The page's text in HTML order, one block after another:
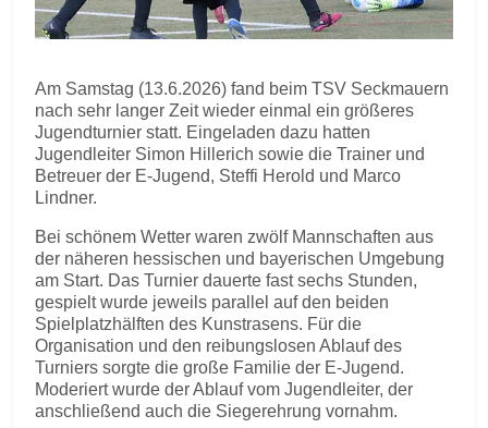
Am Samstag (13.6.2026) fand beim TSV Seckmauern
nach sehr langer Zeit wieder einmal ein größeres
Jugendturnier statt. Eingeladen dazu hatten
Jugendleiter Simon Hillerich sowie die Trainer und
Betreuer der E-Jugend, Steffi Herold und Marco
Lindner.
Bei schönem Wetter waren zwölf Mannschaften aus
der näheren hessischen und bayerischen Umgebung
am Start. Das Turnier dauerte fast sechs Stunden,
gespielt wurde jeweils parallel auf den beiden
Spielplatzhälften des Kunstrasens. Für die
Organisation und den reibungslosen Ablauf des
Turniers sorgte die große Familie der E-Jugend.
Moderiert wurde der Ablauf vom Jugendleiter, der
anschließend auch die Siegerehrung vornahm.